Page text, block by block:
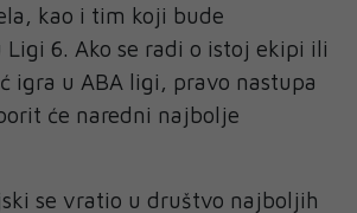
kao i tim koji bude
6. Ako se radi o istoj ekipi ili
igra u ABA ligi, pravo nastupa
će naredni najbolje
se vratio u društvo najboljih